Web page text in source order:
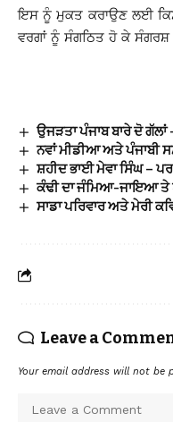
ਇਸ ਨੂੰ ਮੁਕਤ ਕਰਾਉਣ ਲਈ
ਵਰਗਾਂ ਨੂੰ ਸੰਗਠਿਤ ਹੋ ਕੇ ਸੰਗਰਸ਼
ਉਜੜਤਾ ਪੰਜਾਬ ਬਾਰੇ ਦੋ ਗੱਲਾਂ
ਨਵਾਂ ਮੀਡੀਆ ਅਤੇ ਪੰਜਾਬੀ
ਸ਼ਹੀਦ ਭਾਈ ਮੇਵਾ ਸਿੰਘ –
ਕੰਢੀ ਦਾ ਜੰਮਿਆ-ਜਾਇਆ ਤੇ
ਸਾਡਾ ਪਰਿਵਾਰ ਅਤੇ ਮੇਰੀ
Leave a
Your email address will not be